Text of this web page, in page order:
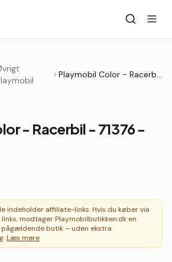
Playmobil Color - Racerbil - 71376 - 20 Dele
- Racerbil - 71376 -
indeholder affiliate-links. Hvis du køber via
modtager Playmobilbutikken.dk en
pågældende butik – uden ekstra
Læs mere